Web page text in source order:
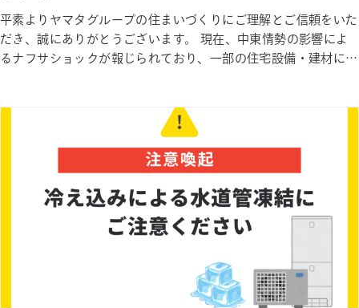
平素よりヤマタグループの住まいづくりにご理解とご信頼をいた
だき、誠にありがとうございます。 現在、中東情勢の影響によ
るナフサショックが報じられており、一部の住宅設備・建材にお
報収集および関係各社との連携を強化し、お客様の家づくりに極